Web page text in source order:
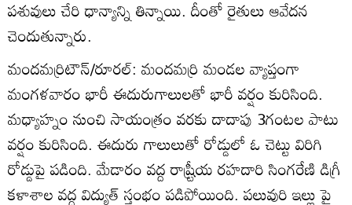
పశువులు చేరి ధాన్యాన్ని తిన్నాయి. దీంతో రైతులు ఆవేదన
చెందుతున్నారు.
మందమర్రిటౌన్‌/రూరల్‌: మందమర్రి మండల వ్యాప్తంగా
మంగళవారం భారీ ఈదురుగాలులతో భారీ వర్షం కురిసింది.
మధ్యాహ్నం నుంచి సాయంత్రం వరకు దాదాపు 3గంటల పాటు
వర్షం కురిసింది. ఈదురు గాలులుతో రోడ్డులో ఓ చెట్టు విరిగి
రోడ్డుపై పడింది. మేడారం వద్ద రాష్ర్టీయ రహదారి సింగరేణి డిగ్రీ
కళాశాల వద్ద విద్యుత్‌ స్తంభం పడిపోయింది. పలువురి ఇల్లు పై